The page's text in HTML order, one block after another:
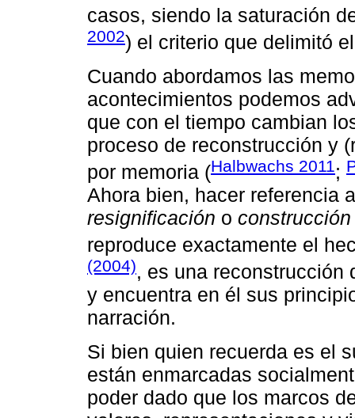
casos, siendo la saturación
2002) el criterio que delimitó
Cuando abordamos las
acontecimientos podemos
que con el tiempo cambian
proceso de reconstrucción y
por memoria (Halbwachs 2011 ;
Ahora bien, hacer referencia
resignificación o construcción
reproduce exactamente el
(2004), es una reconstrucción
y encuentra en él sus
narración.
Si bien quien recuerda es el
están enmarcadas
poder dado que los marcos